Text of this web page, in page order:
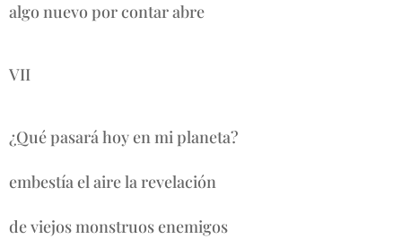
algo nuevo por contar abre
VII
¿Qué pasará hoy en mi planeta?
embestía el aire la revelación
de viejos monstruos enemigos